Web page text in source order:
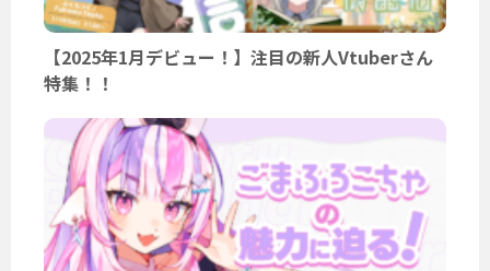
【2025年1月デビュー！】注目の新人Vtuberさん
特集！！